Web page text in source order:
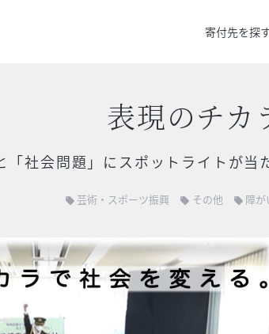
寄付先を探
表現のチカ
「社会問題」にスポットライトが
local_offer 芸術・スポーツ振興 local_offer その他 local_offer 障が